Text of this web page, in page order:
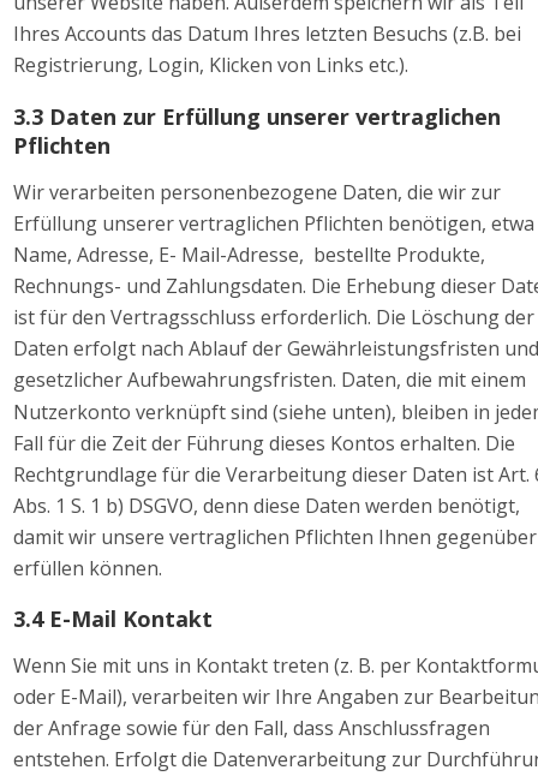
Ihres Accounts das Datum Ihres letzten Besuchs (z.B. bei
Registrierung, Login, Klicken von Links etc.).
3.3 Daten zur Erfüllung unserer vertraglichen
Pflichten
Wir verarbeiten personenbezogene Daten, die wir zur
Erfüllung unserer vertraglichen Pflichten benötigen, etwa
Name, Adresse, E- Mail-Adresse,  bestellte Produkte,
Rechnungs- und Zahlungsdaten. Die Erhebung dieser
ist für den Vertragsschluss erforderlich. Die Löschung der
Daten erfolgt nach Ablauf der Gewährleistungsfristen
gesetzlicher Aufbewahrungsfristen. Daten, die mit einem
Nutzerkonto verknüpft sind (siehe unten), bleiben in
Fall für die Zeit der Führung dieses Kontos erhalten. Die
Rechtgrundlage für die Verarbeitung dieser Daten ist Art.
Abs. 1 S. 1 b) DSGVO, denn diese Daten werden benötigt,
damit wir unsere vertraglichen Pflichten Ihnen
erfüllen können.
3.4 E-Mail Kontakt
Wenn Sie mit uns in Kontakt treten (z. B. per
oder E-Mail), verarbeiten wir Ihre Angaben zur
der Anfrage sowie für den Fall, dass Anschlussfragen
entstehen. Erfolgt die Datenverarbeitung zur